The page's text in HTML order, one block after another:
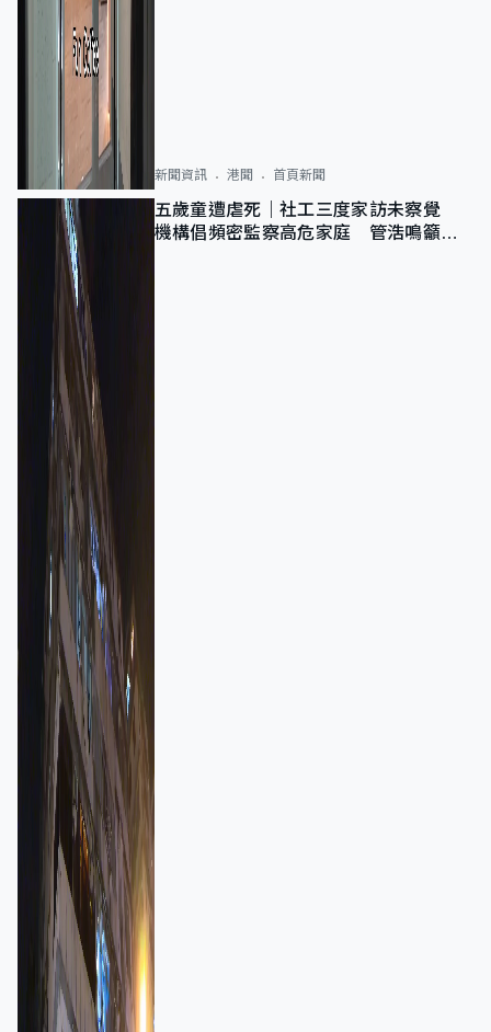
新聞資訊 港聞 首頁新聞
五歲童遭虐死｜社工三度家訪未察覺
機構倡頻密監察高危家庭 管浩鳴籲加